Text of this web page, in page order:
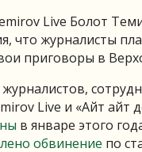
Live Болот
что журналисты
приговоры в
Live и «Айт айт
в январе этого
обвинение по